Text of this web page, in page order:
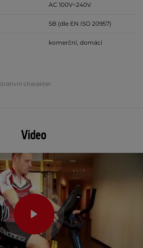
AC 100V~240V
SB (dle EN ISO 20957)
komerční, domácí
charakter.
Video